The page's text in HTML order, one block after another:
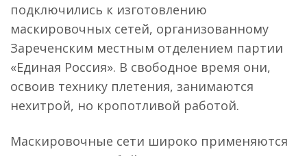
подключились к изготовлению
маскировочных сетей, организованному
Зареченским местным отделением партии
«Единая Россия». В свободное время они,
освоив технику плетения, занимаются
нехитрой, но кропотливой работой.
Маскировочные сети широко применяются